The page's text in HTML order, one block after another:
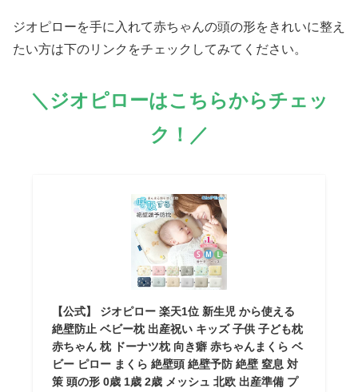
ジオピローを手に入れて赤ちゃんの頭の形をきれいに整え
たい方は下のリンクをチェックしてみてください。
＼ジオピローはこちらからチェッ
ク！／
【公式】 ジオピロー 楽天1位 新生児 から使える
絶壁防止 ベビー枕 出産祝い キッズ 子供 子ども枕
赤ちゃん 枕 ドーナツ枕 向き癖 赤ちゃんまくら ベ
ビー ピロー まくら 絶壁頭 絶壁予防 絶壁 窒息 対
策 頭の形 0歳 1歳 2歳 メッシュ 北欧 出産準備 プ